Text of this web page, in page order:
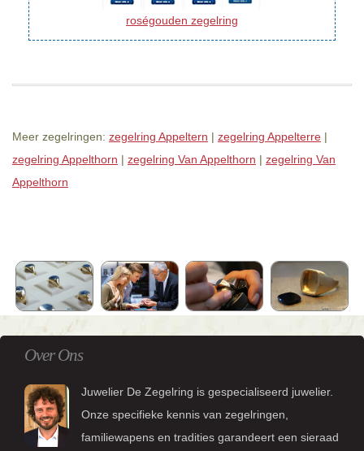
roségouden zegelring
Meer zegelringen: zegelring Appeltern | zegelring Appelterre |
zegelring Appelthorn | zegelring Van Appelthorn | zegelring Van
Appelthorn
Over Ons
Juwelier De Zegelring is gespecialiseerd juwelier.
Onze specifieke kennis van zegelringen,
familiewapens en tradities garandeert een sieraad